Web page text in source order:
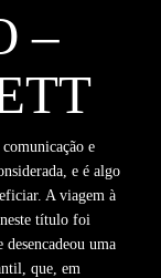
–
e
e é algo
A viagem à
título foi
uma
que, em